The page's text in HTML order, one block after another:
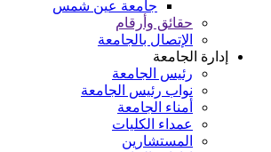
جامعة عين شمس
حقائق وأرقام
الإتصال بالجامعة
إدارة الجامعة
رئيس الجامعة
نواب رئيس الجامعة
أمناء الجامعة
عمداء الكليات
المستشارين